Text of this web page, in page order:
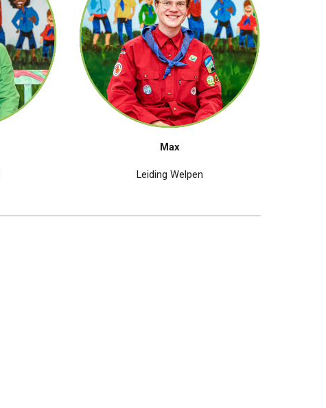
Max
Leiding Welpen